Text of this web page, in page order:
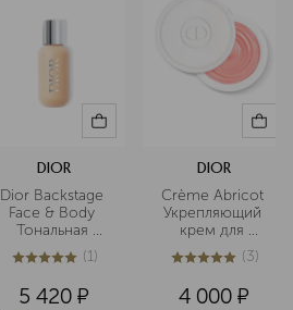
DIOR
Dior Backstage
Face & Body
Тональная
основа для
лица и тела
5из 51 (1)
5 420 ¤
DIOR
Crème Abricot
Укрепляющий
крем для
ногтей
5из 53 (3)
4 000 ¤